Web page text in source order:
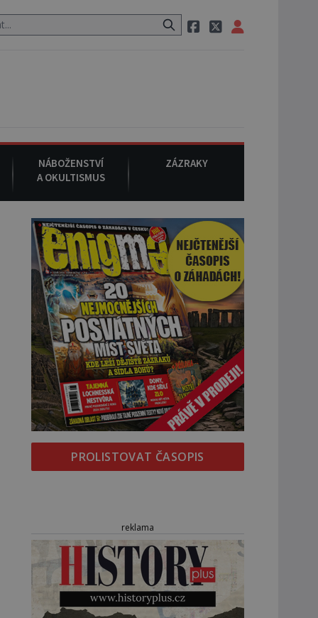
původu. 7. srpna 1994: Na americké městečko
NÁBOŽENSTVÍ
A OKULTISMUS
ZÁZRAKY
PROLISTOVAT ČASOPIS
reklama